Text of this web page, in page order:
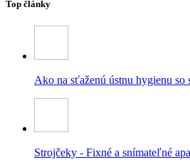
Top články
Ako na sťaženú ústnu hygienu so
Strojčeky - Fixné a snímateľné